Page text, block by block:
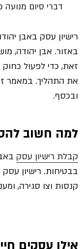
דברי סיום מנועה
רישיון עסק באבן
באזור. אבן יהודה,
זאת, כדי לפעול כחוק
את התהליך. במאמר
ובכסף.
למה חשוב
קבלת רישיון עסק
בבטיחות. רישיון
קנסות וצו סגירה,